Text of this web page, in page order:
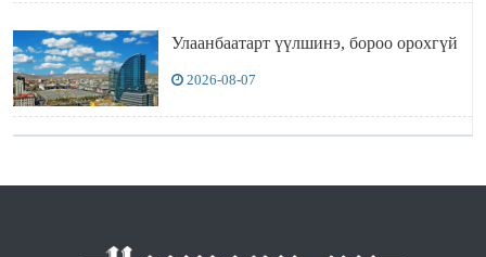
Улаанбаатарт үүлшинэ, бороо орохгүй
2026-08-07